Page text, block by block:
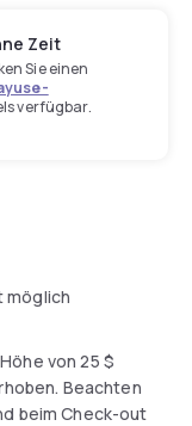
Zeit
Sie einen
verfügbar.
möglich
von25 $
Beachten
beim Check-out